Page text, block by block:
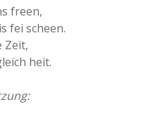
freen,
fei scheen.
Zeit,
heit.